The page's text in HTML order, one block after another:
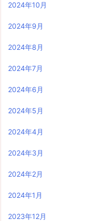
2024年10月
2024年9月
2024年8月
2024年7月
2024年6月
2024年5月
2024年4月
2024年3月
2024年2月
2024年1月
2023年12月